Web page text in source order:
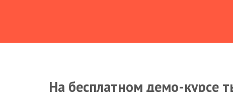
На бесплатном демо-курсе